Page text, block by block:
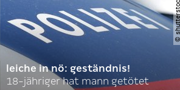
leiche in nö: geständnis!
18-jähriger hat mann getötet